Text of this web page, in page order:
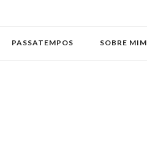
PASSATEMPOS SOBRE MIM